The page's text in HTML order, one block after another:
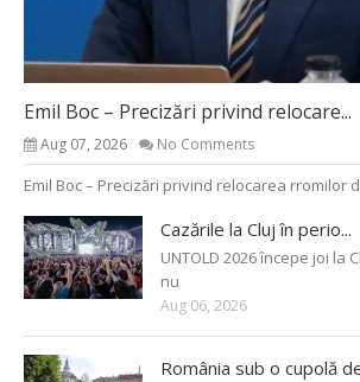
Emil Boc – Precizări privind relocare...
Aug 07, 2026 No Comments
Emil Boc – Precizări privind relocarea rromilor
Cazările la Cluj în perio...
UNTOLD 2026 începe joi la
nu
Aug 06, 2026
România sub o cupolă